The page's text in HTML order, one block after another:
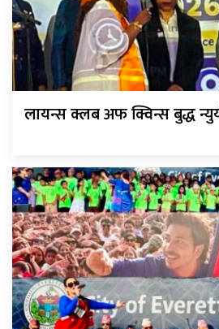
लायन्स क्लब अफ क्विन्स बुद्ध